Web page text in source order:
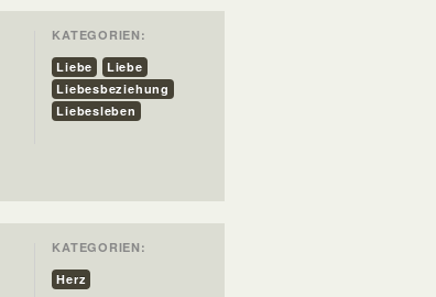
KATEGORIEN:
Liebe
Liebe
Liebesbeziehung
Liebesleben
KATEGORIEN:
Herz